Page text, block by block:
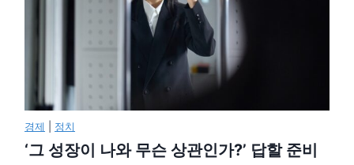
경제 정치
‘그 성장이 나와 무슨 상관인가?’ 답할 준비